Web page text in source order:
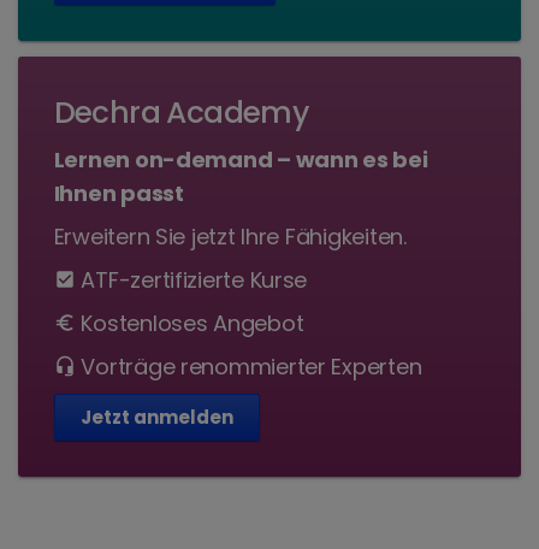
Dechra Academy
Lernen on-demand – wann es bei
Ihnen passt
Erweitern Sie jetzt Ihre Fähigkeiten.
check_box ATF-zertifizierte Kurse
euro Kostenloses Angebot
headset_mic Vorträge renommierter Experten
Jetzt anmelden